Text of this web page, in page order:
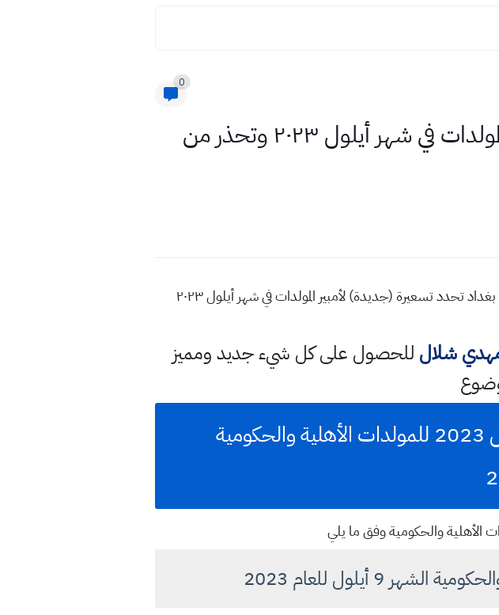
0
هام محافظة بغداد تحدد تسعيرة جديدة لأمبير المولدات في شهر أيلول ٢٠٢٣ وتحذر من
محافظة بغداد تحدد تسعيرة الأمبير للمولدات في شهر أيلول 2023 هام محافظة بغداد تحدد تسعيرة (جديدة) لأمبير المولدات في شهر أيلول ٢٠٢٣
شلال للحصول على كل شيء جديد ومميز
محافظة بغداد تحدد تسعيرة الأمبير لشهر أيلول 2023 للمولدات الأهلية والحكومية
الأهلية والحكومية وفق ما يلي
9 أيلول للعام 2023